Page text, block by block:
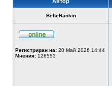
BetteRankin
Регистриран на: 20 Май 2026 14:44
Мнения: 126553